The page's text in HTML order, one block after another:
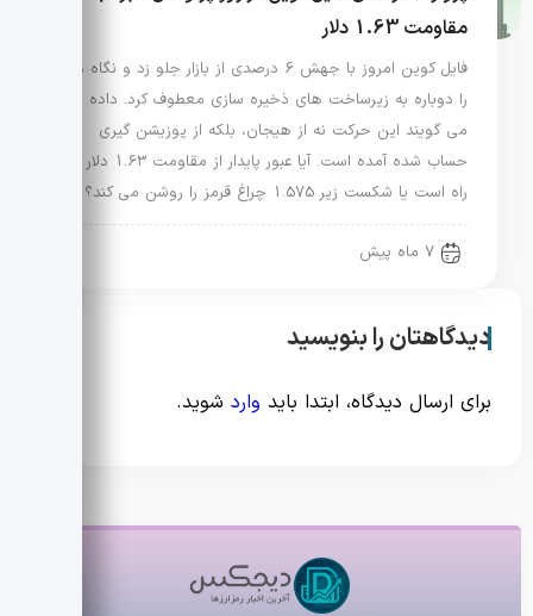
مقاومت 1.63 دلار
فایل کوین امروز با جهش 6 درصدی از بازار جلو زد و نگاه ها
را دوباره به زیرساخت های ذخیره سازی معطوف کرد. داده ها
می گویند این حرکت نه از هیجان، بلکه از پوزیشن گیری
حساب شده آمده است. آیا عبور پایدار از مقاومت 1.63 دلار در
راه است یا شکست زیر 1.575 چراغ قرمز را روشن می کند؟
7 ماه پیش
دیدگاهتان را بنویسید
برای ارسال دیدگاه، ابتدا باید وارد شوید.